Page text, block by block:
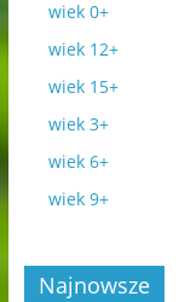
wiek 0+
wiek 12+
wiek 15+
wiek 3+
wiek 6+
wiek 9+
Najnowsze